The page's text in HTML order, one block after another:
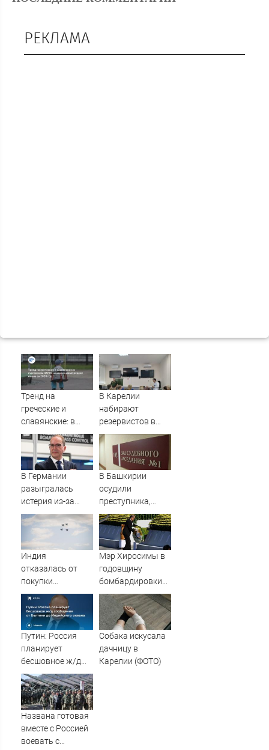
РЕКЛАМА
Тренд на
греческие и
славянские: в
курганском ЗАГСе
назвали самые
редкие имена за
2026 год
В Карелии
набирают
резервистов в
огневые группы
(ФОТО)
В Германии
разыгралась
истерия из-за
беспилотника с
взрывчаткой в
аэропорту
В Башкирии
осудили
преступника,
напавшего на
пару после
застолья
Индия
отказалась от
покупки
российских
истребителей
Су-57Э
Мэр Хиросимы в
годовщину
бомбардировки
ни разу не
упомянул США в
речи
Путин: Россия
планирует
бесшовное ж/д
сообщение от
Балтики до
Индийского
океана
Собака искусала
дачницу в
Карелии (ФОТО)
Названа готовая
вместе с Россией
воевать с